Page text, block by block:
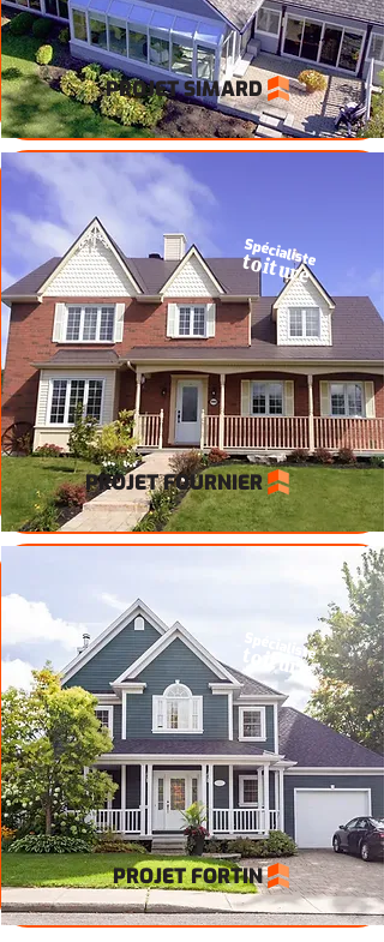
PROJET SIMARD
Spécialiste
toiture
PROJET FOURNIER
Spécialiste
toiture
PROJET FORTIN